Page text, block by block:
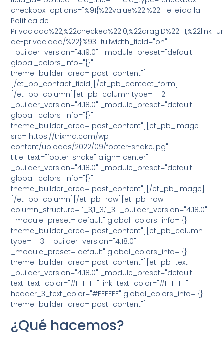
checkbox_options="%91{%22value%22:%22 He leído la
Política de
Privacidad%22,%22checked%22:0,%22dragID%22:-
de-privacidad/%22}%93" fullwidth_field="on"
_builder_version="4.19.0" _module_preset="default"
global_colors_info="{}"
theme_builder_area="post_content"]
[/et_pb_contact_field][/et_pb_contact_form]
[/et_pb_column][et_pb_column type="1_2"
_builder_version="4.18.0" _module_preset="default"
global_colors_info="{}"
theme_builder_area="post_content"][et_pb_image
src="https://trixma.com/wp-
content/uploads/2022/09/footer-shake.jpg"
title_text="footer-shake" align="center"
_builder_version="4.18.0" _module_preset="default"
global_colors_info="{}"
theme_builder_area="post_content"][/et_pb_image]
[/et_pb_column][/et_pb_row][et_pb_row
column_structure="1_3,1_3,1_3" _builder_version="4.18.0"
_module_preset="default" global_colors_info="{}"
theme_builder_area="post_content"][et_pb_column
type="1_3" _builder_version="4.18.0"
_module_preset="default" global_colors_info="{}"
theme_builder_area="post_content"][et_pb_text
_builder_version="4.18.0" _module_preset="default"
text_text_color="#FFFFFF" link_text_color="#FFFFFF"
header_3_text_color="#FFFFFF" global_colors_info="{}"
theme_builder_area="post_content"]
¿Qué hacemos?